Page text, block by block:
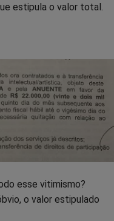
estipula o valor total.
esse vitimismo?
o valor estipulado